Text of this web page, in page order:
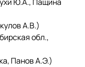
А.В.)
обл.,
Панов А.Э.)